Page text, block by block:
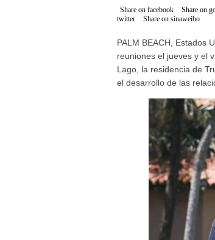
Share on facebook Share on
twitter
Share on sinaweibo
PALM BEACH, Estados
reuniones el jueves y el
Lago, la residencia de
el desarrollo de las